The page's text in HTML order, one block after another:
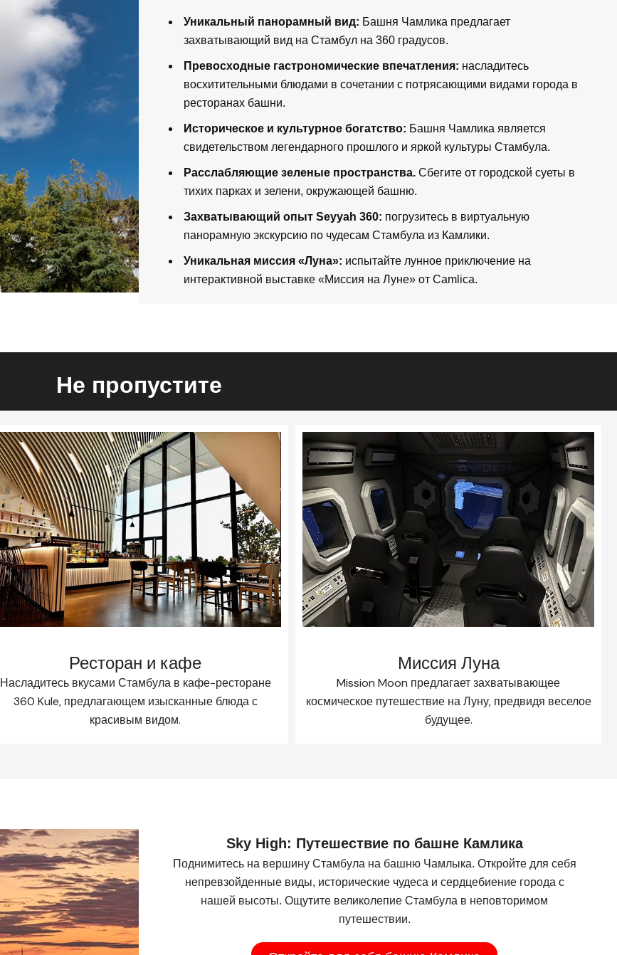
Уникальный панорамный вид: Башня Чамлика предлагает
захватывающий вид на Стамбул на 360 градусов.
Превосходные гастрономические впечатления: насладитесь
восхитительными блюдами в сочетании с потрясающими видами города в
ресторанах башни.
Историческое и культурное богатство: Башня Чамлика является
свидетельством легендарного прошлого и яркой культуры Стамбула.
Расслабляющие зеленые пространства. Сбегите от городской суеты в
тихих парках и зелени, окружающей башню.
Захватывающий опыт Seyyah 360: погрузитесь в виртуальную
панорамную экскурсию по чудесам Стамбула из Камлики.
Уникальная миссия «Луна»: испытайте лунное приключение на
интерактивной выставке «Миссия на Луне» от Camlica.
Не пропустите
Ресторан и кафе
Насладитесь вкусами Стамбула в кафе-ресторане
360 Kule, предлагающем изысканные блюда с
красивым видом.
Миссия Луна
Mission Moon предлагает захватывающее
космическое путешествие на Луну, предвидя веселое
будущее.​
Sky High: Путешествие по башне Камлика
Поднимитесь на вершину Стамбула на башню Чамлыка. Откройте для себя
непревзойденные виды, исторические чудеса и сердцебиение города с
нашей высоты. Ощутите великолепие Стамбула в неповторимом
путешествии.